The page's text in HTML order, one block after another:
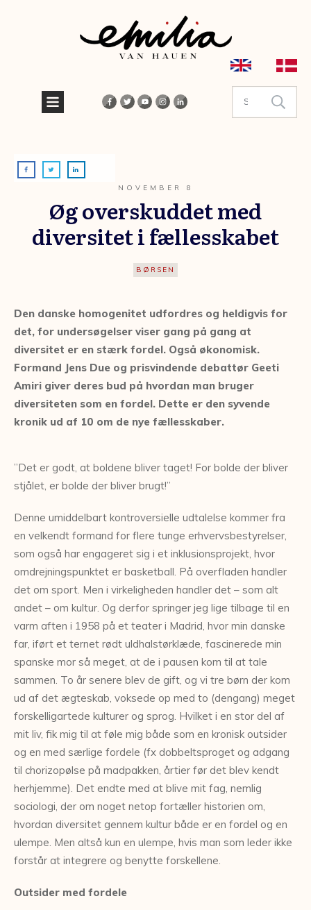
NOVEMBER 8
Øg overskuddet med
diversitet i fællesskabet
BØRSEN
Den danske homogenitet udfordres og heldigvis for
det, for undersøgelser viser gang på gang at
diversitet er en stærk fordel. Også økonomisk.
Formand Jens Due og prisvindende debattør Geeti
Amiri giver deres bud på hvordan man bruger
diversiteten som en fordel. Dette er den syvende
kronik ud af 10 om de nye fællesskaber.
”Det er godt, at boldene bliver taget! For bolde der bliver
stjålet, er bolde der bliver brugt!”
Denne umiddelbart kontroversielle udtalelse kommer fra
en velkendt formand for flere tunge erhvervsbestyrelser,
som også har engageret sig i et inklusionsprojekt, hvor
omdrejningspunktet er basketball. På overfladen handler
det om sport. Men i virkeligheden handler det – som alt
andet – om kultur. Og derfor springer jeg lige tilbage til en
varm aften i 1958 på et teater i Madrid, hvor min danske
far, iført et ternet rødt uldhalstørklæde, fascinerede min
spanske mor så meget, at de i pausen kom til at tale
sammen. To år senere blev de gift, og vi tre børn der kom
ud af det ægteskab, voksede op med to (dengang) meget
forskelligartede kulturer og sprog. Hvilket i en stor del af
mit liv, fik mig til at føle mig både som en kronisk outsider
og en med særlige fordele (fx dobbeltsproget og adgang
til chorizopølse på madpakken, årtier før det blev kendt
herhjemme). Det endte med at blive mit fag, nemlig
sociologi, der om noget netop fortæller historien om,
hvordan diversitet gennem kultur både er en fordel og en
ulempe. Men altså kun en ulempe, hvis man som leder ikke
forstår at integrere og benytte forskellene.
Outsider med fordele